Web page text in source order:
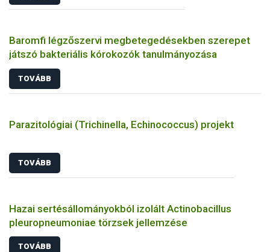
Baromfi légzőszervi megbetegedésekben szerepet
játszó bakteriális kórokozók tanulmányozása
TOVÁBB
Parazitológiai (Trichinella, Echinococcus) projekt
TOVÁBB
Hazai sertésállományokból izolált Actinobacillus
pleuropneumoniae törzsek jellemzése
TOVÁBB